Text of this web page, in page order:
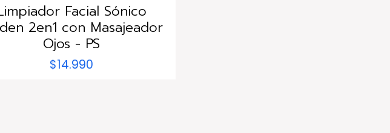
Facial Sónico
2en1 con Masajeador
Ojos - PS
$14.990